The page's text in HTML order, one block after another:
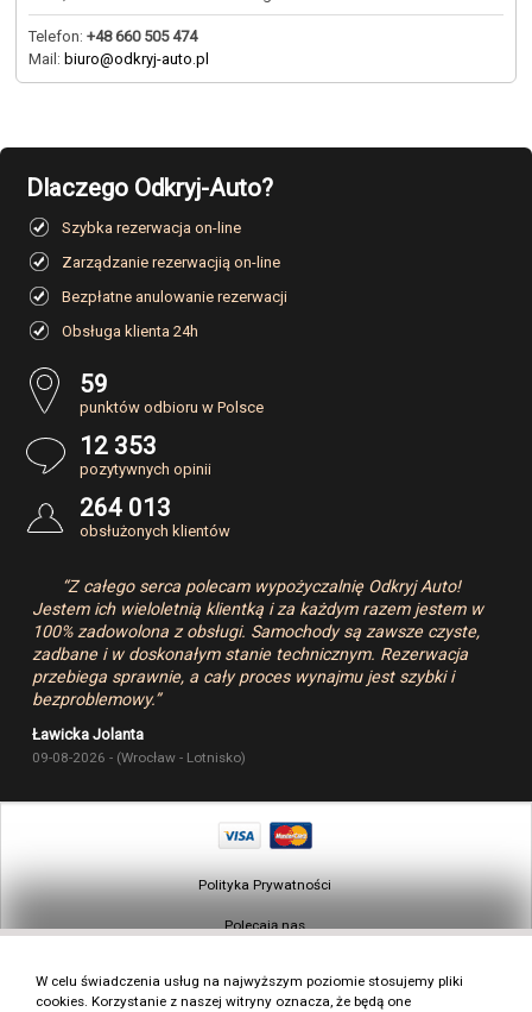
Telefon:+48 660 505 474
Mail: biuro@odkryj-auto.pl
Dlaczego Odkryj-Auto?
Szybka rezerwacja on-line
Zarządzanie rezerwacjią on-line
Bezpłatne anulowanie rezerwacji
Obsługa klienta 24h
59
punktów odbioru w Polsce
12 353
pozytywnych opinii
264 013
obsłużonych klientów
“Z całego serca polecam wypożyczalnię Odkryj Auto!
Jestem ich wieloletnią klientką i za każdym razem jestem w
100% zadowolona z obsługi. Samochody są zawsze czyste,
zadbane i w doskonałym stanie technicznym. Rezerwacja
przebiega sprawnie, a cały proces wynajmu jest szybki i
bezproblemowy.”
Ławicka Jolanta
09-08-2026 - (Wrocław - Lotnisko)
W celu świadczenia usług na najwyższym poziomie stosujemy pliki
cookies. Korzystanie z naszej witryny oznacza, że będą one
Polityka Prywatności
Polecają nas
Mapa strony